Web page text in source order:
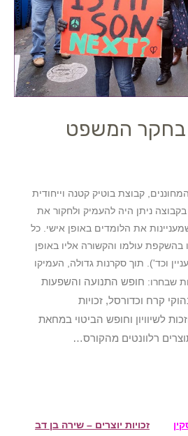
בחקר המשפט
קבוצת בוטיק קטנה וייחודית
ניתן היה להעמיק ולחקור את
את הלומדים באופן אישי. כל
עולמו והקשורה אליו באופן
וכד'). תוך סקרנות גדולה, העמיקו
שבחרו: חופש התנועה והשפעות
קרח וכדורסל, זכויות
לשיוויון וחופש הביטוי במחאת
רלוונטים מהקורס…
זכויות יוצרים – שירה בן דב